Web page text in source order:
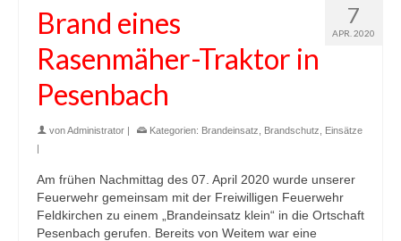
7
APR. 2020
Brand eines
Rasenmäher-Traktor in
Pesenbach
vonAdministrator | Kategorien: Brandeinsatz Brandschutz
Einsätze
|
Am frühen Nachmittag des 07. April 2020 wurde unserer
Feuerwehr gemeinsam mit der Freiwilligen Feuerwehr
Feldkirchen zu einem „Brandeinsatz klein“ in die Ortschaft
Pesenbach gerufen. Bereits von Weitem war eine